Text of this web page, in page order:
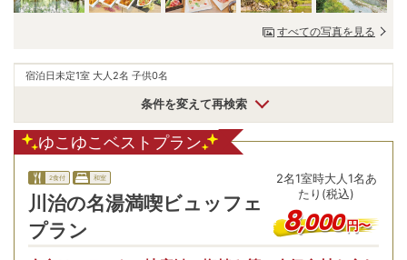
すべての写真を見る
宿泊日未定1室 大人2名 子供0名
条件を変えて再検索
ゆこゆこベストプラン
2食付 和室
川治の名湯満喫ビュッフェ
プラン
2名1室時大人1名あ
たり(税込)
8,000円〜